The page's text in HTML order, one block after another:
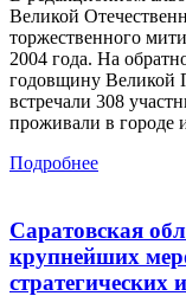
Великой
торжественного
2004 года. На
годовщину Великой
встречали 308
проживали в городе
Подробнее
Саратовская
крупнейших
стратегических